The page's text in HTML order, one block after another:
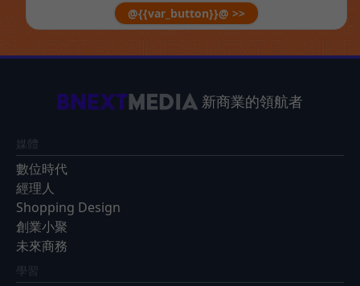
@{{var_button}}@ >>
新商業的領航者
媒體
數位時代
經理人
Shopping Design
創業小聚
未來商務
學習